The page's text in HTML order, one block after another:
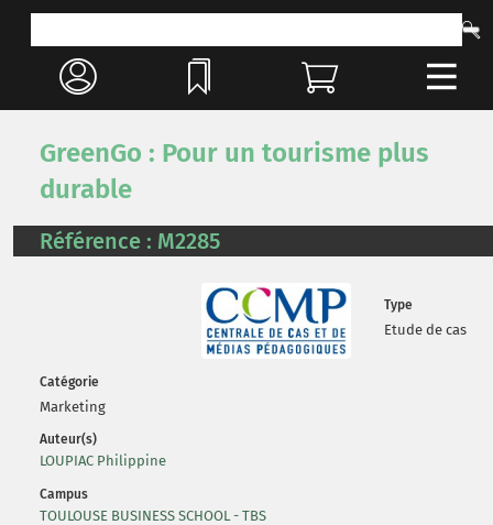
GreenGo : Pour un tourisme plus
durable
Référence : M2285
Type
Etude de cas
Catégorie
Marketing
Auteur(s)
LOUPIAC Philippine
Campus
TOULOUSE BUSINESS SCHOOL - TBS